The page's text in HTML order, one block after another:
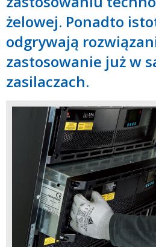
żelowej. Ponadto
odgrywają
zastosowanie już w
zasilaczach.